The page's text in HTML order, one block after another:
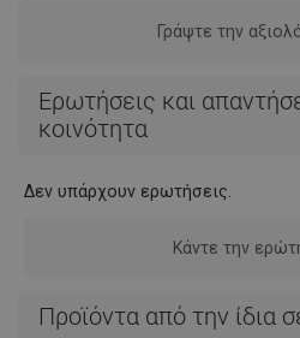
Γράψτε την
Ερωτήσεις και
κοινότητα
Δεν υπάρχουν ερωτήσεις.
Κάντε την
Προϊόντα από την ίδια